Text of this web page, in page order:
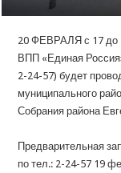
20 ФЕВРАЛЯ с 17 до
ВПП «Единая
2-24-57) будет
муниципального
Собрания района
Предварительная
по тел.: 2-24-57 19